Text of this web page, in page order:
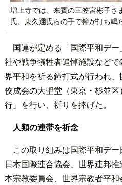
増上寺では、来賓の三笠宮彬子さ
氏、東久邇氏らの手で鐘が打ち鳴
国連が定める「国際平和デ
社や戦争犠牲者追悼施設など
界平和を祈る鐘打式が行われ
佼成会の大聖堂（東京・杉並
行」を行い、祈りを捧げた。
人類の連帯を祈念
この取り組みは国際平和デー
日本国際連合協会、世界連邦
本宗教委員会、世界宗教者平和